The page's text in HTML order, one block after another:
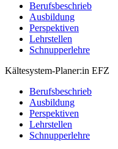
Berufsbeschrieb
Ausbildung
Perspektiven
Lehrstellen
Schnupperlehre
Kältesystem-Planer:in EFZ
Berufsbeschrieb
Ausbildung
Perspektiven
Lehrstellen
Schnupperlehre